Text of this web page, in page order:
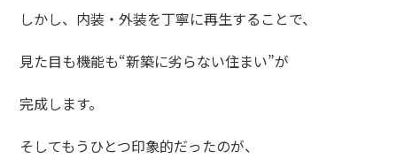
しかし、内装・外装を丁寧に再生することで、
見た目も機能も“新築に劣らない住まい”が
完成します。
そしてもうひとつ印象的だったのが、